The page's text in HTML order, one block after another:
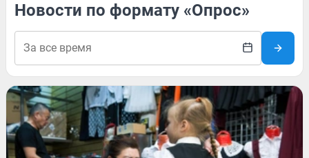
Новости по формату «Опрос»